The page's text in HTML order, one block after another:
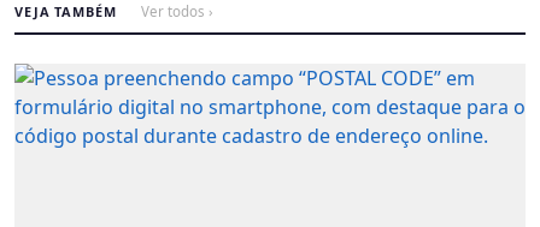
VEJA TAMBÉM Ver todos ›